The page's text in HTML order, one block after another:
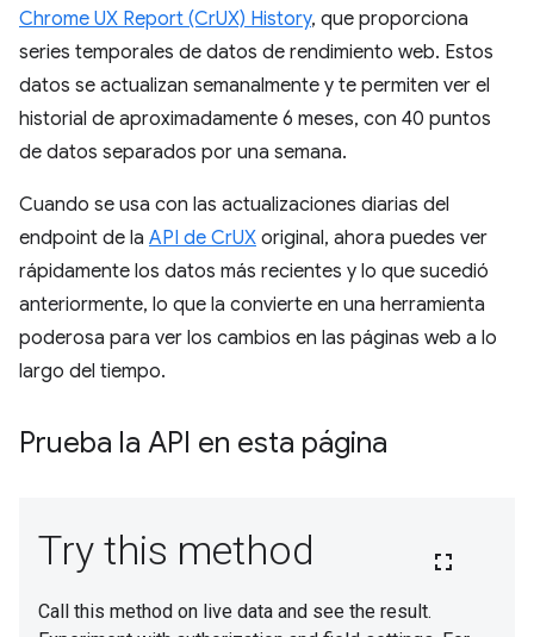
Chrome UX Report (CrUX) History, que proporciona
series temporales de datos de rendimiento web. Estos
datos se actualizan semanalmente y te permiten ver el
historial de aproximadamente 6 meses, con 40 puntos
de datos separados por una semana.
Cuando se usa con las actualizaciones diarias del
endpoint de la API de CrUX original, ahora puedes ver
rápidamente los datos más recientes y lo que sucedió
anteriormente, lo que la convierte en una herramienta
poderosa para ver los cambios en las páginas web a lo
largo del tiempo.
Prueba la API en esta página